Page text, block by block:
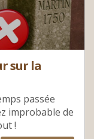
sur la
passée
improbable de
!